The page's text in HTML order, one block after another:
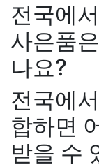
전국에
사은품
나요?
전국에
합하면
받을 수